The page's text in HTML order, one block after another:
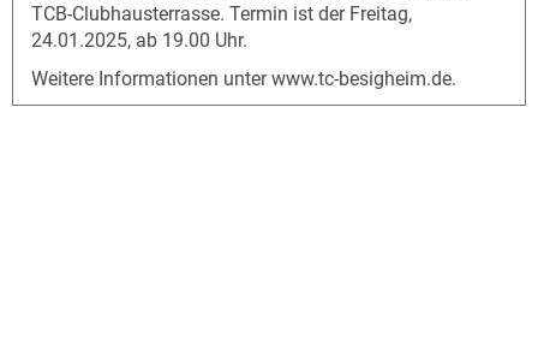
TCB-Clubhausterrasse. Termin ist der Freitag,
24.01.2025, ab 19.00 Uhr.
Weitere Informationen unter www.tc-besigheim.de.